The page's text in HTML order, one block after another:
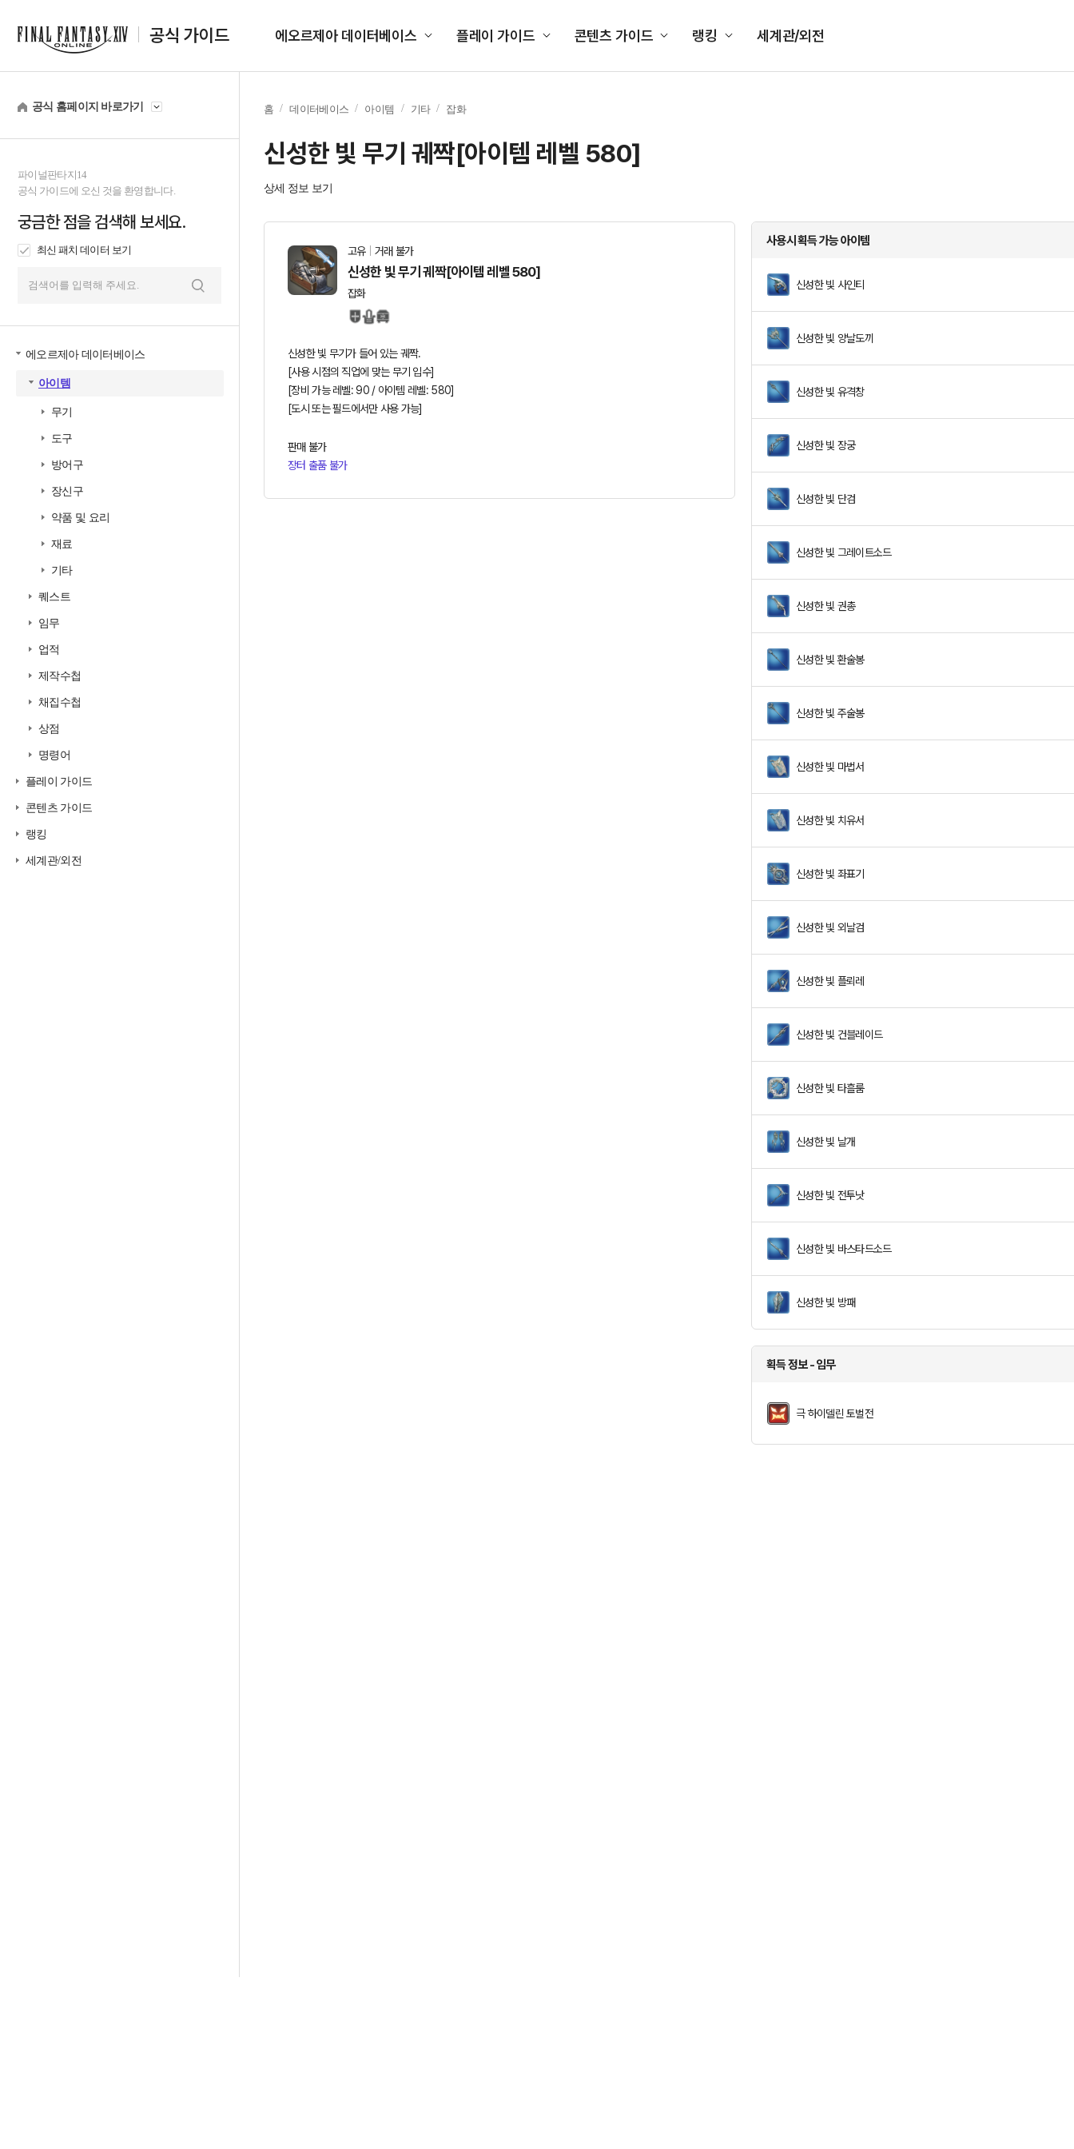
공식 가이드 에오르제아 데이터베이스 플레이 가이드 콘텐츠 가이드 랭킹 세계관/외전
공식 홈페이지 바로가기
파이널판타지14
공식 가이드에 오신 것을 환영합니다.
궁금한 점을 검색해 보세요.
최신 패치 데이터 보기
에오르제아 데이터베이스
아이템
무기
도구
방어구
장신구
약품 및 요리
재료
기타
퀘스트
임무
업적
제작수첩
채집수첩
상점
명령어
플레이 가이드
콘텐츠 가이드
랭킹
세계관/외전
홈 데이터베이스 아이템 기타 잡화
신성한 빛 무기 궤짝[아이템 레벨 580]
상세 정보 보기
고유 거래 불가
신성한 빛 무기 궤짝[아이템 레벨 580]
잡화
신성한 빛 무기가 들어 있는 궤짝.
[사용 시점의 직업에 맞는 무기 입수]
[장비 가능 레벨: 90 / 아이템 레벨: 580]
[도시 또는 필드에서만 사용 가능]
판매 불가
장터 출품 불가
사용시 획득 가능 아이템
신성한 빛 사인티
신성한 빛 양날도끼
신성한 빛 유격창
신성한 빛 장궁
신성한 빛 단검
신성한 빛 그레이트소드
신성한 빛 권총
신성한 빛 환술봉
신성한 빛 주술봉
신성한 빛 마법서
신성한 빛 치유서
신성한 빛 좌표기
신성한 빛 외날검
신성한 빛 플뢰레
신성한 빛 건블레이드
신성한 빛 타흘룸
신성한 빛 날개
신성한 빛 전투낫
신성한 빛 바스타드소드
신성한 빛 방패
획득 정보 - 임무
극 하이델린 토벌전